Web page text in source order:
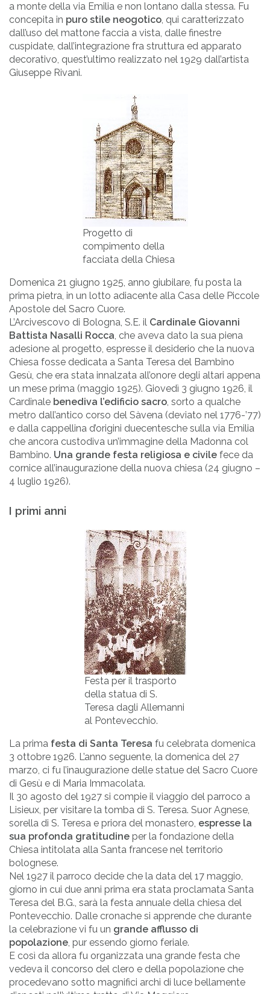
a monte della via Emilia e non lontano dalla stessa. Fu
concepita in puro stile neogotico, qui caratterizzato
dall’uso del mattone faccia a vista, dalle finestre
cuspidate, dall’integrazione fra struttura ed apparato
decorativo, quest’ultimo realizzato nel 1929 dall’artista
Giuseppe Rivani.
Progetto di
compimento della
facciata della Chiesa
Domenica 21 giugno 1925, anno giubilare, fu posta la
prima pietra, in un lotto adiacente alla Casa delle Piccole
Apostole del Sacro Cuore.
L’Arcivescovo di Bologna, S.E. il Cardinale Giovanni
Battista Nasalli Rocca, che aveva dato la sua piena
adesione al progetto, espresse il desiderio che la nuova
Chiesa fosse dedicata a Santa Teresa del Bambino
Gesù, che era stata innalzata all’onore degli altari appena
un mese prima (maggio 1925). Giovedì 3 giugno 1926, il
Cardinale benediva l’edificio sacro, sorto a qualche
metro dall’antico corso del Sàvena (deviato nel 1776-’77)
e dalla cappellina d’origini duecentesche sulla via Emilia
che ancora custodiva un’immagine della Madonna col
Bambino. Una grande festa religiosa e civile fece da
cornice all’inaugurazione della nuova chiesa (24 giugno –
4 luglio 1926).
I primi anni
Festa per il trasporto
della statua di S.
Teresa dagli Allemanni
al Pontevecchio.
La prima festa di Santa Teresa fu celebrata domenica
3 ottobre 1926. L’anno seguente, la domenica del 27
marzo, ci fu l’inaugurazione delle statue del Sacro Cuore
di Gesù e di Maria Immacolata.
Il 30 agosto del 1927 si compie il viaggio del parroco a
Lisieux, per visitare la tomba di S. Teresa. Suor Agnese,
sorella di S. Teresa e priora del monastero, espresse la
sua profonda gratitudine per la fondazione della
Chiesa intitolata alla Santa francese nel territorio
bolognese.
Nel 1927 il parroco decide che la data del 17 maggio,
giorno in cui due anni prima era stata proclamata Santa
Teresa del B.G., sarà la festa annuale della chiesa del
Pontevecchio. Dalle cronache si apprende che durante
la celebrazione vi fu un grande afflusso di
popolazione , pur essendo giorno feriale.
E così da allora fu organizzata una grande festa che
vedeva il concorso del clero e della popolazione che
procedevano sotto magnifici archi di luce bellamente